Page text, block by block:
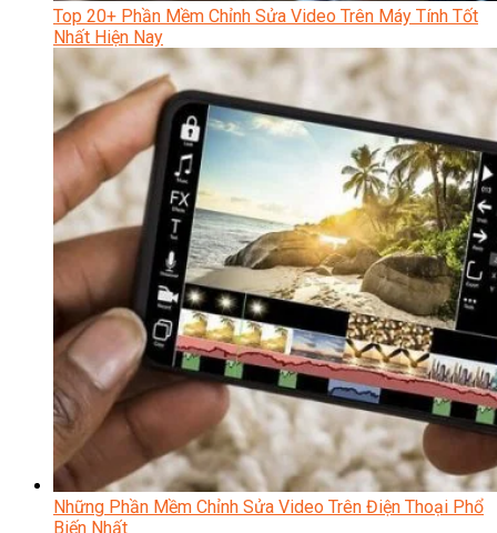
Top 20+ Phần Mềm Chỉnh Sửa Video Trên Máy Tính Tốt
Nhất Hiện Nay
Những Phần Mềm Chỉnh Sửa Video Trên Điện Thoại Phổ
Biến Nhất